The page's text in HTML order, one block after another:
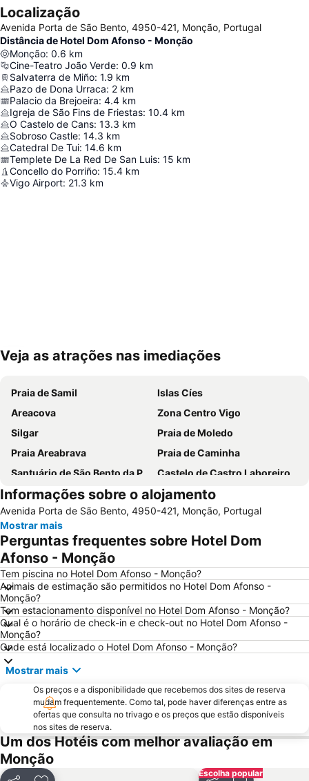
Localização
Avenida Porta de São Bento, 4950-421, Monção, Portugal
Distância de Hotel Dom Afonso - Monção
Monção: 0.6 km
Cine-Teatro João Verde: 0.9 km
Salvaterra de Miño: 1.9 km
Pazo de Dona Urraca: 2 km
Palacio da Brejoeira: 4.4 km
Igreja de São Fins de Friestas: 10.4 km
O Castelo de Cans: 13.3 km
Sobroso Castle: 14.3 km
Catedral De Tui: 14.6 km
Templete De La Red De San Luis: 15 km
Concello do Porriño: 15.4 km
Vigo Airport: 21.3 km
Ampliar mapa
Veja as atrações nas imediações
Praia de Samil
Islas Cíes
Areacova
Zona Centro Vigo
Silgar
Praia de Moledo
Praia Areabrava
Praia de Caminha
Santuário de São Bento da Porta Aberta
Castelo de Castro Laboreiro
Playa de Barra
Parque Nacional da Peneda-Gerês
Aldeia Histórica de Soajo
Praia Fluvial de Vilar da Veiga
Vila Praia de Âncora
Prexigueiro
Cascata do Tahiti - Ermida
Vigo-Guixar
Paseo Marítimo de Baiona
Luz
Barrio de Samil
Recinto Ferial de Vigo
Praia da Foz do Minho
América
Patos
Puerto de Baiona
Praia Afife
Puerto de Aldán
O Tombo do Gato ou da Fonte
Moledo
Praia de Baltar
Posto de Turismo de Valença do Minho
Porto de Vigo
Santuário de Nossa Senhora da Peneda
Praia de Panxón
Praia de Lapamán
Informações sobre o alojamento
Avenida Porta de São Bento, 4950-421, Monção, Portugal
Mostrar mais
Perguntas frequentes sobre Hotel Dom
Afonso - Monção
Tem piscina no Hotel Dom Afonso - Monção?
Animais de estimação são permitidos no Hotel Dom Afonso -
Monção?
Tem estacionamento disponível no Hotel Dom Afonso - Monção?
Qual é o horário de check-in e check-out no Hotel Dom Afonso -
Monção?
Onde está localizado o Hotel Dom Afonso - Monção?
Mostrar mais
Os preços e a disponibilidade que recebemos dos sites de reserva
mudam frequentemente. Como tal, pode haver diferenças entre as
ofertas que consulta no trivago e os preços que estão disponíveis
nos sites de reserva.
Um dos Hotéis com melhor avaliação em
Monção
Escolha popular